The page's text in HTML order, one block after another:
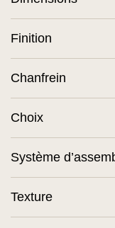
Finition
Chanfrein
Choix
Système
Texture